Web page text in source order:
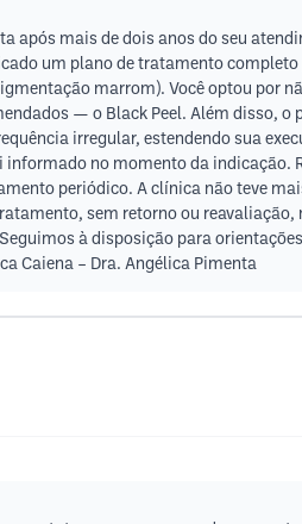
após mais de dois anos do seu
um plano de tratamento
marrom). Você optou por
— o Black Peel. Além disso,
irregular, estendendo sua
no momento da indicação.
periódico. A clínica não teve
sem retorno ou
à disposição para
Caiena – Dra. Angélica Pimenta